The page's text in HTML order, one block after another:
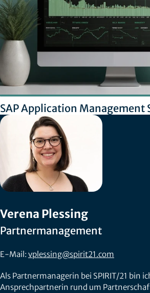
SAP Application Management
Verena Plessing
Partnermanagement
E-Mail: vplessing@spirit21.com
Als Partnermanagerin bei SPIRIT/21 bin
Ansprechpartnerin rund um